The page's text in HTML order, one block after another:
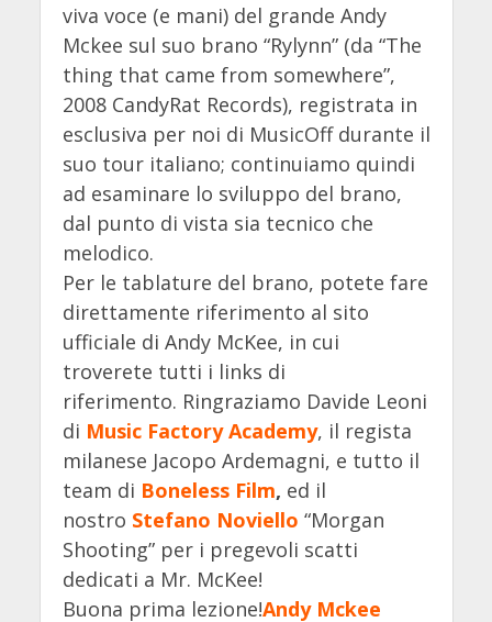
viva voce (e mani) del grande Andy
Mckee sul suo brano “Rylynn” (da “The
thing that came from somewhere”,
2008 CandyRat Records), registrata in
esclusiva per noi di MusicOff durante il
suo tour italiano; continuiamo quindi
ad esaminare lo sviluppo del brano,
dal punto di vista sia tecnico che
melodico.
Per le tablature del brano, potete fare
direttamente riferimento al sito
ufficiale di Andy McKee, in cui
troverete tutti i links di
riferimento. Ringraziamo Davide Leoni
di Music Factory Academy, il regista
milanese Jacopo Ardemagni, e tutto il
team di Boneless Film, ed il
nostro Stefano Noviello “Morgan
Shooting” per i pregevoli scatti
dedicati a Mr. McKee!
Buona prima lezione!Andy Mckee